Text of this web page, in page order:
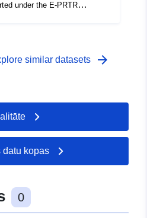
under the E-PRTR
Implementing Decision
E-PRTR Regulation Art.7 and
reporting requirements
similar datasets arrow_forward
datu kopas
0